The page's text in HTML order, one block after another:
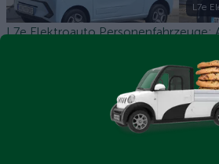
L7e
L7e Elektroauto Personenfahrzeuge: